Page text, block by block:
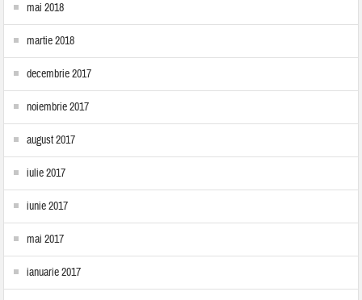
mai 2018
martie 2018
decembrie 2017
noiembrie 2017
august 2017
iulie 2017
iunie 2017
mai 2017
ianuarie 2017